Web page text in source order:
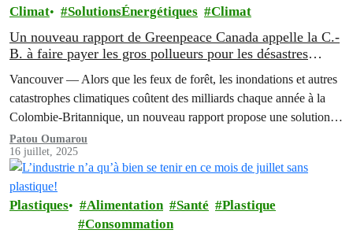
Climat SolutionsÉnergétiques Climat
Un nouveau rapport de Greenpeace Canada appelle la C.-
B. à faire payer les gros pollueurs pour les désastres
Vancouver — Alors que les feux de forêt, les inondations et autres
catastrophes climatiques coûtent des milliards chaque année à la
Colombie-Britannique, un nouveau rapport propose une solution
claire :…
Patou Oumarou
16 juillet, 2025
Plastiques Alimentation Santé
Plastique
Consommation